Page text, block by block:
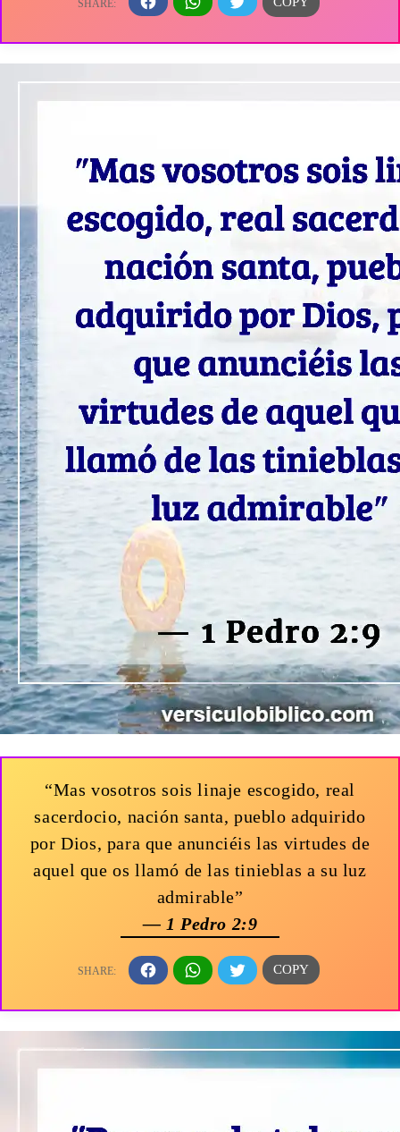
“Mas vosotros sois linaje escogido, real
sacerdocio, nación santa, pueblo adquirido
por Dios, para que anunciéis las virtudes de
aquel que os llamó de las tinieblas a su luz
admirable”
— 1 Pedro 2:9